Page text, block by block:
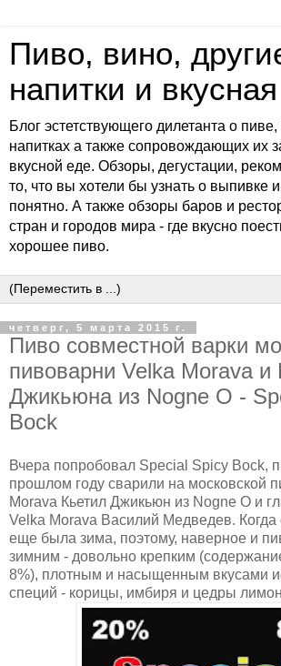
Пиво, вино,
напитки и
Блог эстетствующего дилетанта о
напитках а также сопровождающих их
вкусной еде. Обзоры, дегустации,
то, что вы хотели бы узнать о выпивке
понятно. А также обзоры баров и
стран и городов мира - где вкусно
хорошее пиво.
четверг, 5 марта 2015 г.
Пиво совместной варки
пивоварни Velka Morava и
Джикьюна из Nogne O -
Bock
Вчера попробовал Special Spicy Bock,
прошлом году сварили на московской
Morava Кьетил Джикьюн из Nogne O и
Velka Morava Василий Медведев. Когда
еще была зима, поэтому, наверное и
зимним - довольно крепким
8%), плотным и насыщенным вкусами
специй - корицы, имбиря и цедры